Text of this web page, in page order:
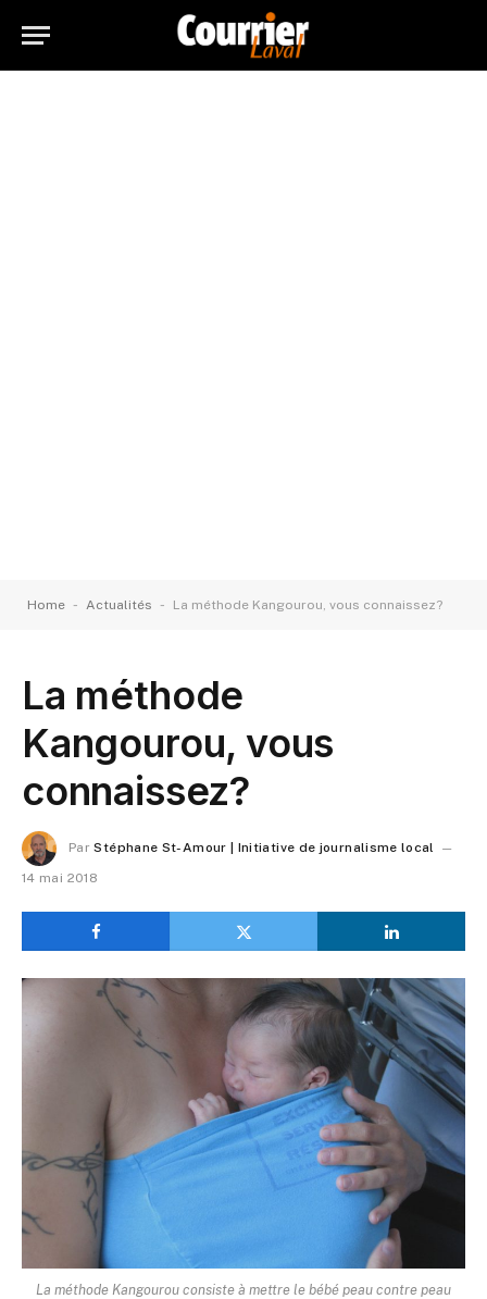
Home - Actualités - La méthode Kangourou, vous connaissez?
La méthode
Kangourou, vous
connaissez?
Par Stéphane St-Amour | Initiative de journalisme local
14 mai 2018
La méthode Kangourou consiste à mettre le bébé peau contre peau